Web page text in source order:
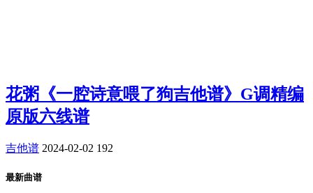
花粥《一腔诗意喂了狗吉他谱》G调精编
原版六线谱
吉他谱 2024-02-02 192
最新曲谱